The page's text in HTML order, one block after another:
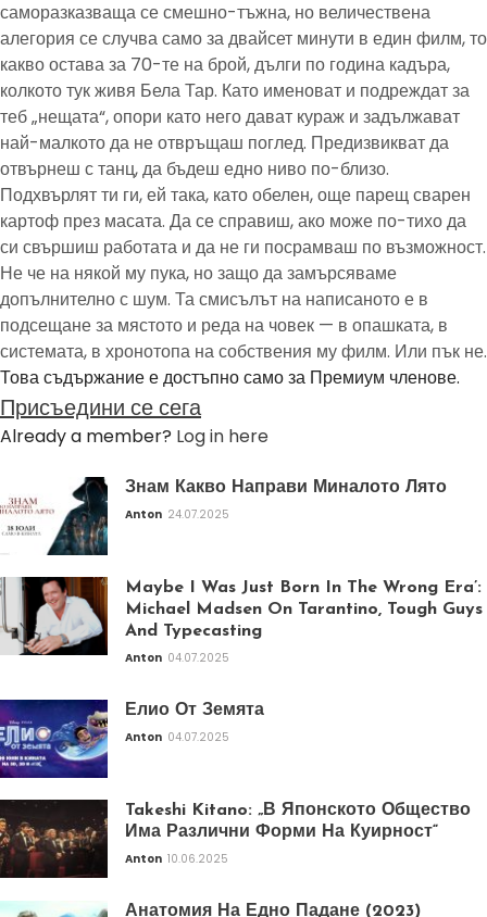
саморазказваща се смешно-тъжна, но величествена
алегория се случва само за двайсет минути в един филм, то
какво остава за 70-те на брой, дълги по година кадъра,
колкото тук живя Бела Тар. Като именоват и подреждат за
теб „нещата“, опори като него дават кураж и задължават
най-малкото да не отвръщаш поглед. Предизвикват да
отвърнеш с танц, да бъдеш едно ниво по-близо.
Подхвърлят ти ги, ей така, като обелен, още парещ сварен
картоф през масата. Да се справиш, ако може по-тихо да
си свършиш работата и да не ги посрамваш по възможност.
Не че на някой му пука, но защо да замърсяваме
допълнително с шум. Та смисълът на написаното е в
подсещане за мястото и реда на човек — в опашката, в
системата, в хронотопа на собствения му филм. Или пък не.
Това съдържание е достъпно само за Премиум членове.
Присъедини се сега
Already a member? Log in here
Знам Какво Направи Миналото Лято
Anton 24.07.2025
Maybe I Was Just Born In The Wrong Era’:
Michael Madsen On Tarantino, Tough Guys
And Typecasting
Anton 04.07.2025
Елио От Земята
Anton 04.07.2025
Takeshi Kitano: „В Японското Общество
Има Различни Форми На Куирност“
Anton 10.06.2025
Анатомия На Едно Падане (2023)